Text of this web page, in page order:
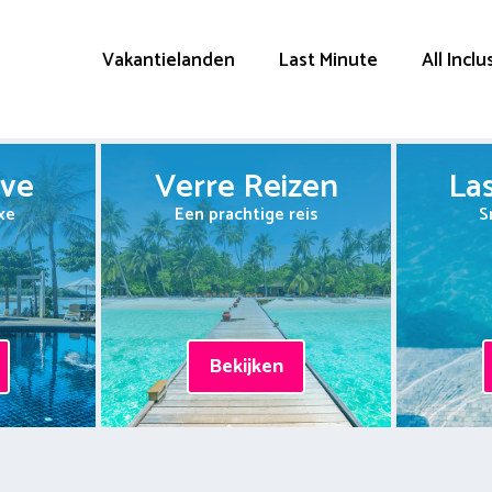
Vakantielanden Last Minute All
Verre Reizen
Een prachtige reis
Bekijken